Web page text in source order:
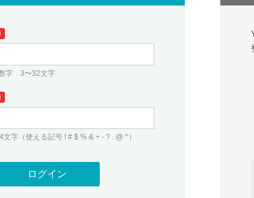
字 3〜32文字
字（使える記号 ! # $ % & + - ? . @ ^）